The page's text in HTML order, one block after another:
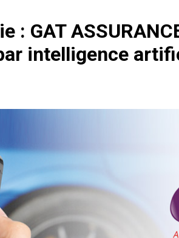
: GAT
intelligence